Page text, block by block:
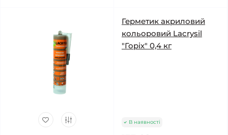
Герметик акриловий
кольоровий Lacrysil
"Горіх" 0,4 кг
В наявності